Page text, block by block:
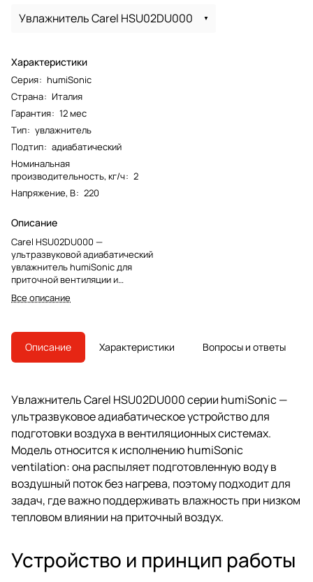
Увлажнитель Carel HSU02DU000
Характеристики
Серия: humiSonic
Страна: Италия
Гарантия: 12 мес
Тип: увлажнитель
Подтип: адиабатический
Номинальная
производительность, кг/ч: 2
Напряжение, В: 220
Описание
Carel HSU02DU000 —
ультразвуковой адиабатический
увлажнитель humiSonic для
приточной вентиляции и
воздуховодов. Модель снята с
производства, преемник —
Все описание
Описание Характеристики Вопросы и ответы
Увлажнитель Carel HSU02DU000 серии humiSonic —
ультразвуковое адиабатическое устройство для
подготовки воздуха в вентиляционных системах.
Модель относится к исполнению humiSonic
ventilation: она распыляет подготовленную воду в
воздушный поток без нагрева, поэтому подходит для
задач, где важно поддерживать влажность при низком
тепловом влиянии на приточный воздух.
Устройство и принцип работы